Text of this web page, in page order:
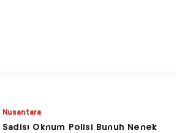
Nusantara
Sadis! Oknum Polisi Bunuh Nenek